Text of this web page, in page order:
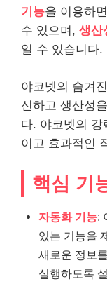
기능을 이용하
수 있으며, 생산
일 수 있습니다.
야코넷의 숨겨
신하고 생산성
다. 야코넷의 강
이고 효과적인
핵심 기
자동화 기능:
있는 기능을
새로운 정보
실행하도록